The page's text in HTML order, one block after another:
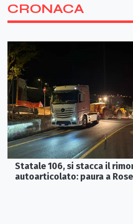
CRONACA
Statale 106, si stacca il
autoarticolato: paura a